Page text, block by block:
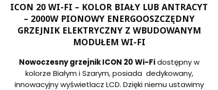
ICON 20 WI-FI – KOLOR BIAŁY LUB ANTRACYT
– 2000W PIONOWY ENERGOOSZCZĘDNY
GRZEJNIK ELEKTRYCZNY Z WBUDOWANYM
MODUŁEM WI-FI
Nowoczesny grzejnik ICON 20 Wi-Fidostępny w
kolorze Białym i Szarym, posiada dedykowany,
innowacyjny wyświetlacz LCD. Dzięki niemu ustawimy